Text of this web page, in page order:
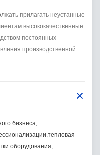
прилагать неустанные
высококачественные
постоянных
производственной
бизнеса,
оборудования,